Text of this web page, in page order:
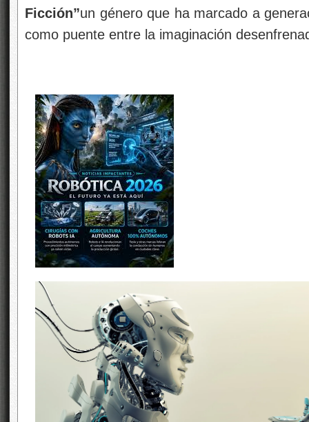
Ficción”un género que ha marcado a
como puente entre la imaginación